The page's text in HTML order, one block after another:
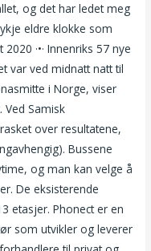
og det har ledet meg
eldre klokke som
·•· Innenriks 57 nye
var ved midnatt natt til
i Norge, viser
Ved Samisk
over resultatene,
Bussene
og man kan velge å
De eksisterende
etasjer. Phonect er en
som utvikler og leverer